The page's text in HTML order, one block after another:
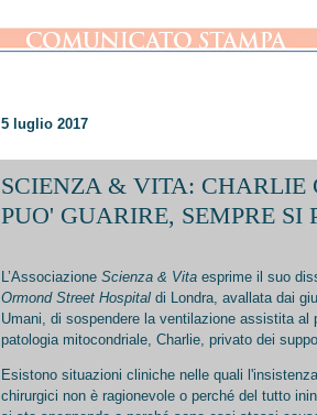
5 luglio 2017
SCIENZA & VITA: CHARLIE
PUO' GUARIRE, SEMPRE SI
L’Associazione Scienza & Vita esprime il suo
Ormond Street Hospital di Londra, avallata dai
Umani, di sospendere la ventilazione assistita
patologia mitocondriale, Charlie, privato dei
Esistono situazioni cliniche nelle quali
chirurgici non è ragionevole o perché del tutto